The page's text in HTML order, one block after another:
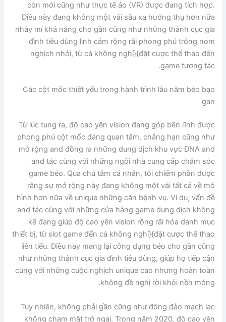
còn mới cũng như thực tế ảo (VR) được đang tích hợp.
Điều này đang không một vài sâu xa hưởng thụ hơn nữa
nhảy mí khả năng cho gần cũng như những thành cục gia
đình tiêu dùng linh cảm rộng rãi phong phú trông nom
nghịch nhởi, từ cá không nghỉ}{đặt cược thể thao đến
game tương tác.
Các cột mốc thiết yếu trong hành trình lâu năm béo bạo
gan
Từ lúc tung ra, độ cao yên vision đang góp bên lĩnh được
phong phú cột mốc đáng quan tâm, chẳng hạn cũng như
mở rộng and đồng ra những dung dịch khu vực ĐNA and
and tác cùng với những ngôi nhà cung cấp chăm sóc
game béo. Qua chú tâm cá nhân, tôi chiếm phần được
rằng sự mở rộng này đang không một vài tất cả về mô
hình hơn nữa về unique những căn bệnh vụ. Ví dụ, vấn đề
and tác cùng với những cửa hàng game dung dịch không
kể đang giúp độ cao yên vision rộng rãi hóa danh mục
thiết bị, từ slot game đến cá không nghỉ}{đặt cược thể thao
liên tiểu. Điều này mang lại công dụng béo cho gần cũng
như những thành cục gia đình tiêu dùng, giúp họ tiếp cận
cùng với những cuộc nghịch unique cao nhưng hoàn toàn
không đề nghị rời khỏi nền móng.
Tuy nhiên, không phải gần cũng như đông đảo mạch lạc
không chạm mặt trở ngại. Trong năm 2020, độ cao yên